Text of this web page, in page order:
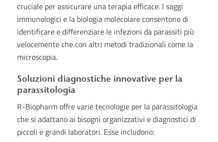
cruciale per assicurare una terapia efficace. I saggi
immunologici e la biologia molecolare consentono di
identificare e differenziare le infezioni da parassiti più
velocemente che con altri metodi tradizionali come la
microscopia.
Soluzioni diagnostiche innovative per la
parassitologia
R-Biopharm offre varie tecnologie per la parassitologia
che si adattano ai bisogni organizzativi e diagnostici di
piccoli e grandi laboratori. Esse includono: